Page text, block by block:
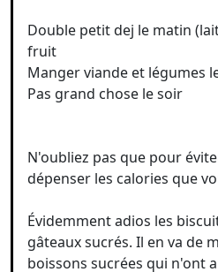
Double petit dej le matin
fruit
Manger viande et légumes
Pas grand chose le soir
N'oubliez pas que pour
dépenser les calories que
Évidemment adios les
gâteaux sucrés. Il en va de
boissons sucrées qui n'ont